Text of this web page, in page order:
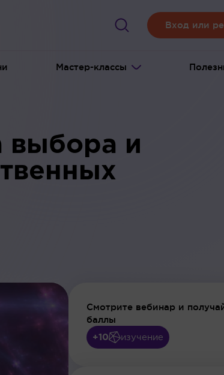
Вход или
Мастер-классы
выбора и
Смотрите вебинар и
баллы
+10 изучение